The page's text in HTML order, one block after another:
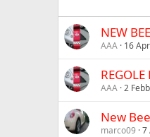
NEW
AAA 16
AAA 2
New
marco09 7